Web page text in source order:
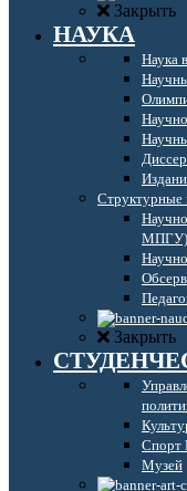
Закрыть
НАУКА
Наука
Структурные
МПГУ)
Закрыть
Музей